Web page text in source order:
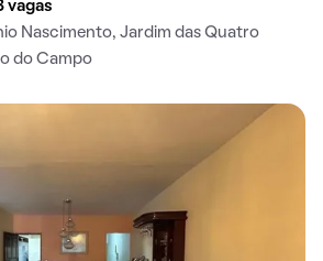
vagas
Nascimento, Jardim das Quatro
do Campo